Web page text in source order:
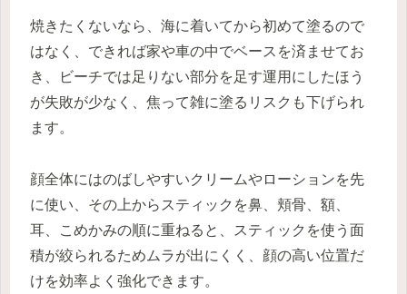
焼きたくないなら、海に着いてから初めて塗るので
はなく、できれば家や車の中でベースを済ませてお
き、ビーチでは足りない部分を足す運用にしたほう
が失敗が少なく、焦って雑に塗るリスクも下げられ
ます。
顔全体にはのばしやすいクリームやローションを先
に使い、その上からスティックを鼻、頬骨、額、
耳、こめかみの順に重ねると、スティックを使う面
積が絞られるためムラが出にくく、顔の高い位置だ
けを効率よく強化できます。